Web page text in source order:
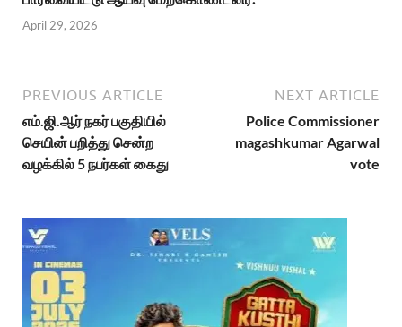
April 29, 2026
PREVIOUS ARTICLE
எம்.ஜி.ஆர் நகர் பகுதியில்
செயின் பறித்து சென்ற
வழக்கில் 5 நபர்கள் கைது
NEXT ARTICLE
Police Commissioner
magashkumar Agarwal
vote